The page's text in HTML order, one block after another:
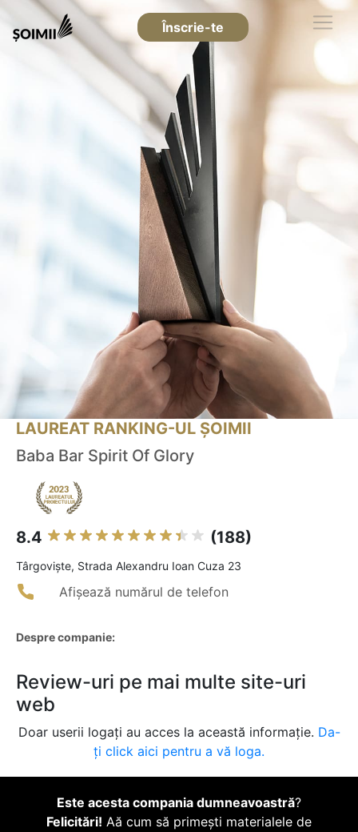
Înscrie-te
LAUREAT RANKING-UL ȘOIMII
Baba Bar Spirit Of Glory
8.4 (188)
Târgovişte, Strada Alexandru Ioan Cuza 23
Afișează numărul de telefon
Despre companie:
Review-uri pe mai multe site-uri
web
Doar userii logați au acces la această informație. Da-
ți click aici pentru a vă loga.
Este acesta compania dumneavoastră?
Felicitări! Aă cum să primești materialele de